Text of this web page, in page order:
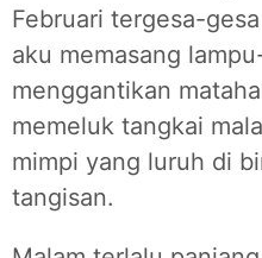
Februari tergesa-
aku memasang
menggantikan
memeluk tangkai
mimpi yang luruh di
tangisan.